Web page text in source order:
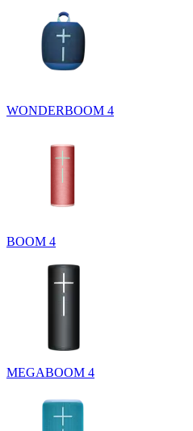
WONDERBOOM 4
BOOM 4
MEGABOOM 4